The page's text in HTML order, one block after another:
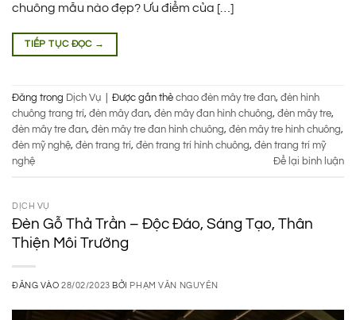
chuông mẫu nào đẹp? Ưu điểm của […]
TIẾP TỤC ĐỌC →
Đăng trong Dịch Vụ Được gắn thẻ chao đèn mây tre đan, đèn hình
chuông trang trí, đèn mây đan, đèn mây đan hình chuông, đèn mây tre,
đèn mây tre đan, đèn mây tre đan hình chuông, đèn mây tre hình chuông,
đèn mỹ nghệ, đèn trang trí, đèn trang trí hình chuông, đèn trang trí mỹ
nghệ
Để lại bình luận
DỊCH VỤ
Đèn Gỗ Thả Trần – Độc Đáo, Sáng Tạo, Thân
Thiện Môi Trường
ĐĂNG VÀO28/02/2023 BỞI PHẠM VĂN NGUYÊN